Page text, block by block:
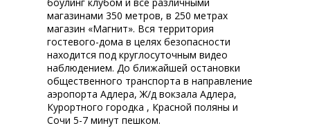
магазинами 350 метров, в 250 метрах
магазин «Магнит». Вся территория
гостевого-дома в целях безопасности
находится под круглосуточным видео
наблюдением. До ближайшей остановки
общественного транспорта в направление
аэропорта Адлера, Ж/д вокзала Адлера,
Курортного городка , Красной поляны и
Сочи 5-7 минут пешком.